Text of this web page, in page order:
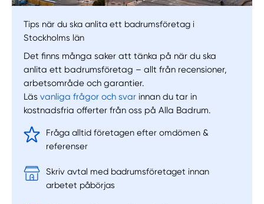
Manuellt Få hjälp
Tips när du ska anlita ett badrumsföretag i
Stockholms län
Det finns många saker att tänka på när du ska
anlita ett badrumsföretag – allt från recensioner,
arbetsområde och garantier.
Läsvanliga frågor och svar innan du tar in
kostnadsfria offerter från oss på Alla Badrum.
Fråga alltid företagen efter omdömen &
referenser
Skriv avtal med badrumsföretaget innan
arbetet påbörjas